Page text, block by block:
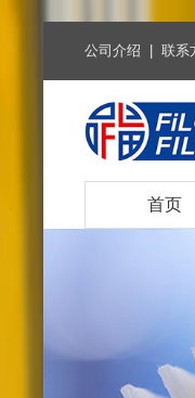
公司介绍 |联系
首页